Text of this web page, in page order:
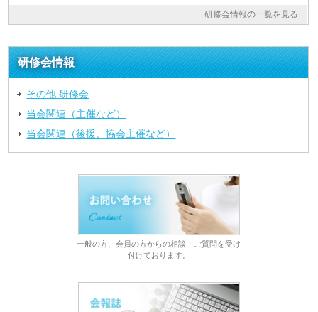
研修会情報の一覧を見る
研修会情報
その他 研修会
当会関連（主催など）
当会関連（後援、協会主催など）
一般の方、会員の方からの相談・ご質問を受け
付けております。